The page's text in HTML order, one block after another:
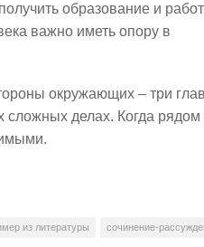
образование и
важно иметь опору в
окружающих – три
делах. Когда рядом
из литературы сочинение-